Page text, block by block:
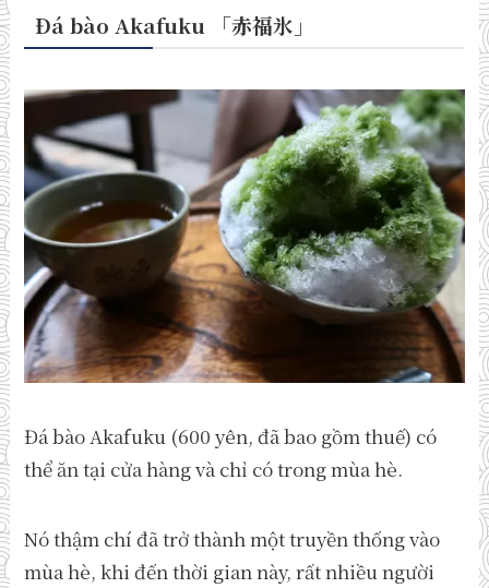
Đá bào Akafuku 「赤福氷 」
Đá bào Akafuku (600 yên, đã bao gồm thuế) có
thể ăn tại cửa hàng và chỉ có trong mùa hè.
Nó thậm chí đã trở thành một truyền thống vào
mùa hè, khi đến thời gian này, rất nhiều người